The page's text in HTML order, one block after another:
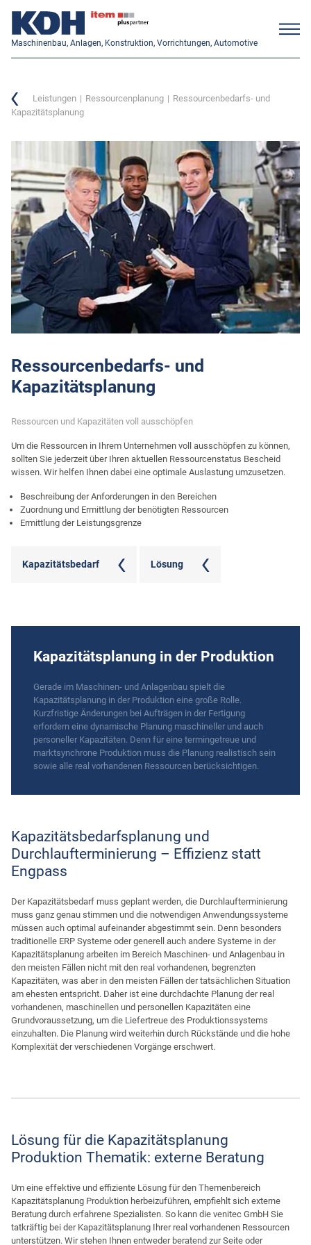
Maschinenbau, Anlagen, Konstruktion, Vorrichtungen, Automotive
Leistungen Ressourcenplanung
Ressourcenbedarfs- und
Kapazitätsplanung
Ressourcenbedarfs- und
Kapazitätsplanung
Ressourcen und Kapazitäten voll ausschöpfen
Um die Ressourcen in Ihrem Unternehmen voll ausschöpfen zu können,
sollten Sie jederzeit über Ihren aktuellen Ressourcenstatus Bescheid
wissen. Wir helfen Ihnen dabei eine optimale Auslastung umzusetzen.
Beschreibung der Anforderungen in den Bereichen
Zuordnung und Ermittlung der benötigten Ressourcen
Ermittlung der Leistungsgrenze
Kapazitätsbedarf Lösung
Kapazitätsplanung in der Produktion
Gerade im Maschinen- und Anlagenbau spielt die
Kapazitätsplanung in der Produktion eine große Rolle.
Kurzfristige Änderungen bei Aufträgen in der Fertigung
erfordern eine dynamische Planung maschineller und auch
personeller Kapazitäten. Denn für eine termingetreue und
marktsynchrone Produktion muss die Planung realistisch sein
sowie alle real vorhandenen Ressourcen berücksichtigen.
Kapazitätsbedarfsplanung und
Durchlaufterminierung – Effizienz statt
Engpass
Der Kapazitätsbedarf muss geplant werden, die Durchlaufterminierung
muss ganz genau stimmen und die notwendigen Anwendungssysteme
müssen auch optimal aufeinander abgestimmt sein. Denn besonders
traditionelle ERP Systeme oder generell auch andere Systeme in der
Kapazitätsplanung arbeiten im Bereich Maschinen- und Anlagenbau in
den meisten Fällen nicht mit den real vorhandenen, begrenzten
Kapazitäten, was aber in den meisten Fällen der tatsächlichen Situation
am ehesten entspricht. Daher ist eine durchdachte Planung der real
vorhandenen, maschinellen und personellen Kapazitäten eine
Grundvoraussetzung, um die Liefertreue des Produktionssystems
einzuhalten. Die Planung wird weiterhin durch Rückstände und die hohe
Komplexität der verschiedenen Vorgänge erschwert.
Lösung für die Kapazitätsplanung
Produktion Thematik: externe Beratung
Um eine effektive und effiziente Lösung für den Themenbereich
Kapazitätsplanung Produktion herbeizuführen, empfiehlt sich externe
Beratung durch erfahrene Spezialisten. So kann die venitec GmbH Sie
tatkräftig bei der Kapazitätsplanung Ihrer real vorhandenen Ressourcen
unterstützen. Wir stehen Ihnen entweder beratend zur Seite oder